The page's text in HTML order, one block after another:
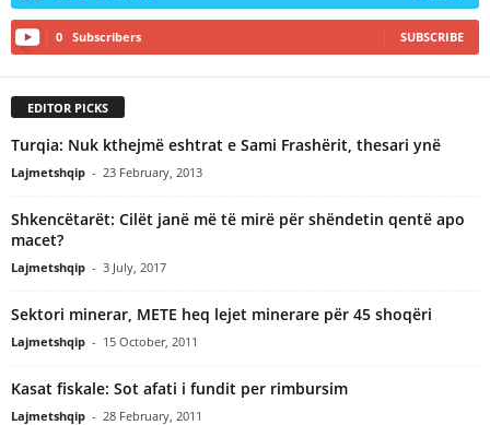
0 Subscribers SUBSCRIBE
EDITOR PICKS
Turqia: Nuk kthejmë eshtrat e Sami Frashërit, thesari ynë
Lajmetshqip - 23 February, 2013
Shkencëtarët: Cilët janë më të mirë për shëndetin qentë apo
macet?
Lajmetshqip - 3 July, 2017
Sektori minerar, METE heq lejet minerare për 45 shoqëri
Lajmetshqip - 15 October, 2011
Kasat fiskale: Sot afati i fundit per rimbursim
Lajmetshqip - 28 February, 2011